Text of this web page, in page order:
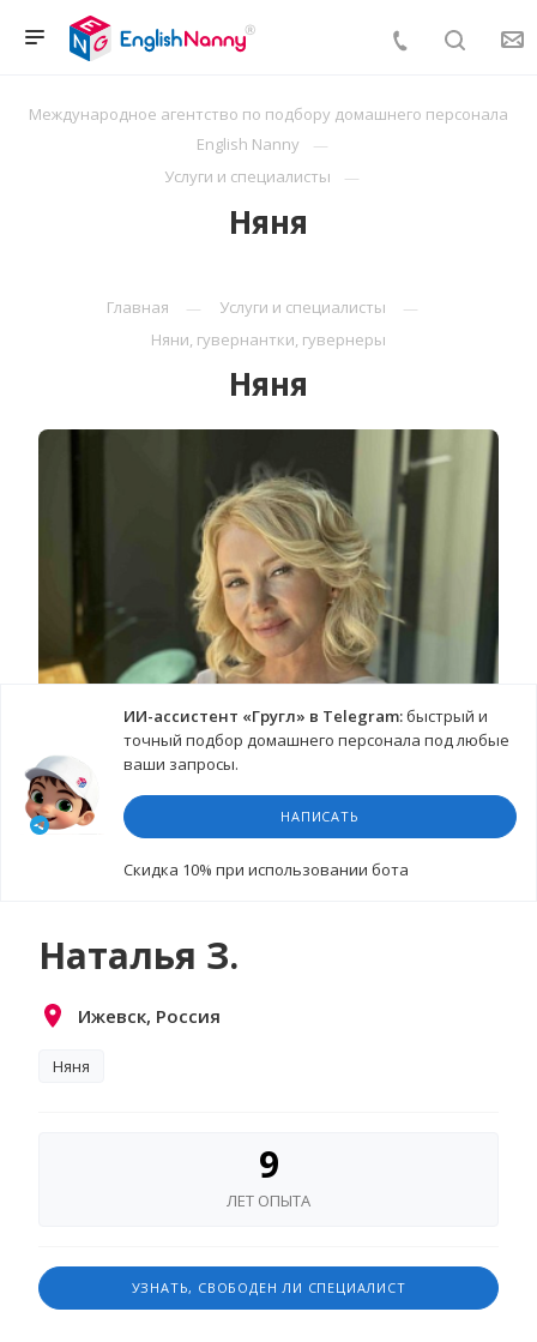
Международное агентство по подбору домашнего персонала
English Nanny
Услуги и специалисты
Няня
Главная
Услуги и специалисты
Няни, гувернантки, гувернеры
Няня
ИИ-ассистент «Гругл» в Telegram:быстрый и
точный подбор домашнего персонала под любые
ваши запросы.
НАПИСАТЬ
Cкидка 10% при использовании бота
Наталья З.
Ижевск, Россия
Няня
9
ЛЕТ ОПЫТА
УЗНАТЬ, СВОБОДЕН ЛИ СПЕЦИАЛИСТ